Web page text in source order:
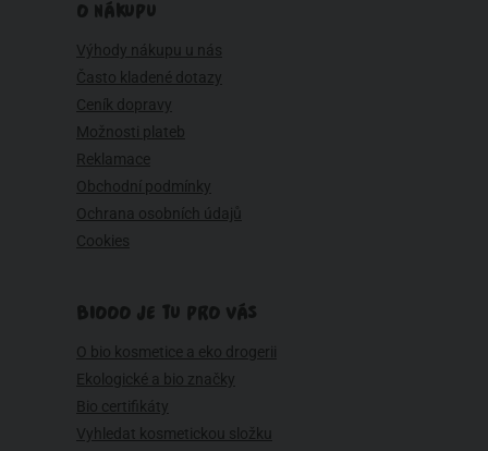
O NÁKUPU
Výhody nákupu u nás
Často kladené dotazy
Ceník dopravy
Možnosti plateb
Reklamace
Obchodní podmínky
Ochrana osobních údajů
Cookies
BIOOO JE TU PRO VÁS
O bio kosmetice a eko drogerii
Ekologické a bio značky
Bio certifikáty
Vyhledat kosmetickou složku